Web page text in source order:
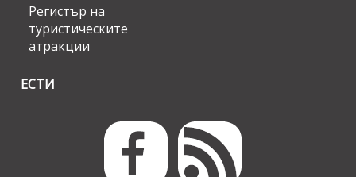
Регистър на
туристическите
атракции
ЕСТИ